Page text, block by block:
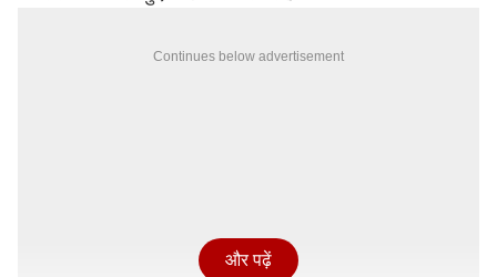
Continues below advertisement
और पढ़ें